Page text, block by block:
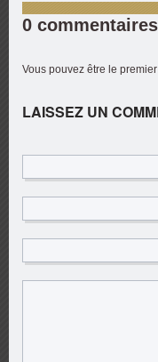
0 commentaires
Vous pouvez être le
LAISSEZ UN